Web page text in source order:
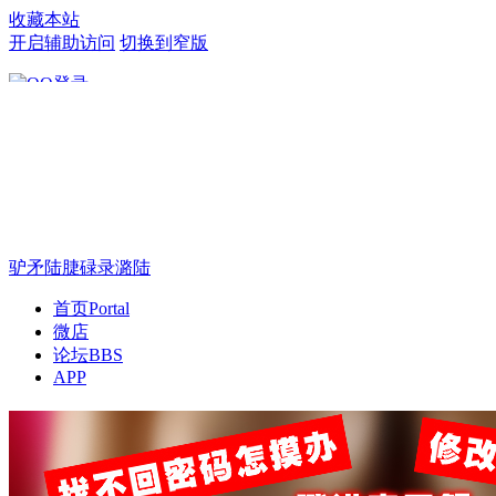
收藏本站
开启辅助访问 切换到窄版
驴矛陆脻碌录潞陆
首页Portal
微店
论坛BBS
APP